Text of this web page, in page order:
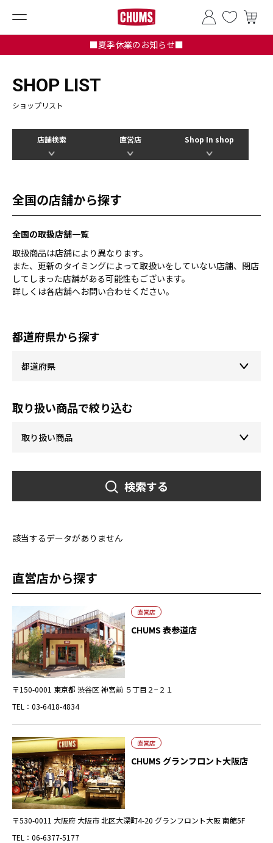
■夏季休業のお知らせ■
SHOP LIST
ショップリスト
店舗検索 直営店 Shop In shop
全国の店舗から探す
全国の取扱店舗一覧
取扱商品は店舗により異なります。
また、更新のタイミングによって取扱いをしていない店舗、閉店
してしまった店舗がある可能性もございます。
詳しくは各店舗へお問い合わせください。
都道府県から探す
取り扱い商品で絞り込む
検索する
該当するデータがありません
直営店から探す
直営店
CHUMS 表参道店
〒150-0001 東京都 渋谷区 神宮前 ５丁目２−２１
TEL：03-6418-4834
直営店
CHUMS グランフロント大阪店
〒530-0011 大阪府 大阪市 北区大深町4-20 グランフロント大阪 南館5F
TEL：06-6377-5177